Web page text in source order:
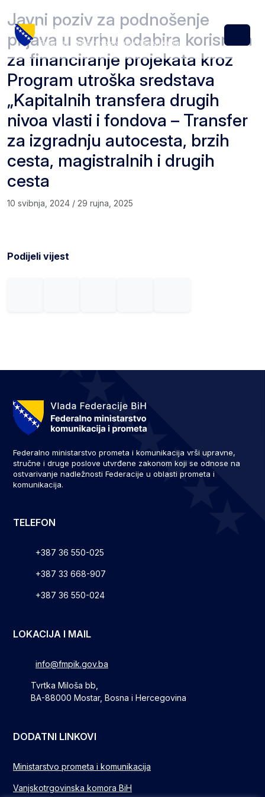
Menu
Javni poziv za podnošenje
prijava u svrhu odabira korisnika
za financiranje projekata kroz
Program utroška sredstava
„Kapitalnih transfera drugih
nivoa vlasti i fondova – Transfer
za izgradnju autocesta, brzih
cesta, magistralnih i drugih
cesta
10 svibnja, 2024 / 29 rujna, 2025
Podijeli vijest
Federalno ministarstvo prometa i komunikacija vrši upravne,
stručne i druge poslove utvrđene zakonom koji se odnose na
ostvarivanje nadležnosti Federacije u oblasti prometa i
komunikacija.
TELEFON
+387 36 550-025
+387 33 668-907
+387 36 550-024
LOKACIJA I MAIL
info@fmpik.gov.ba
Tvrtka Miloša bb,
BA-88000 Mostar, Bosna i Hercegovina
DODATNI LINKOVI
Ministarstvo prometa i komunikacija
Vanjskotrgovinska komora BiH